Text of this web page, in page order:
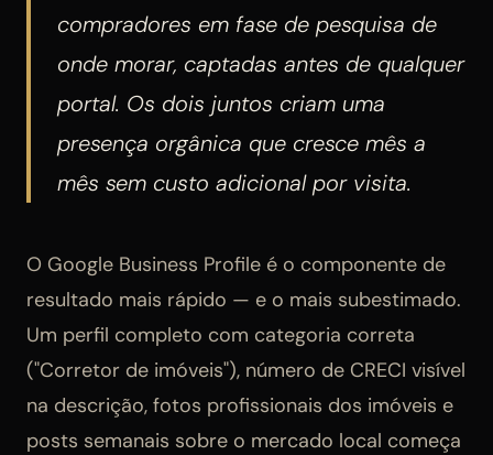
compradores em fase de pesquisa de
onde morar, captadas antes de qualquer
portal. Os dois juntos criam uma
presença orgânica que cresce mês a
mês sem custo adicional por visita.
O Google Business Profile é o componente de
resultado mais rápido — e o mais subestimado.
Um perfil completo com categoria correta
("Corretor de imóveis"), número de CRECI visível
na descrição, fotos profissionais dos imóveis e
posts semanais sobre o mercado local começa